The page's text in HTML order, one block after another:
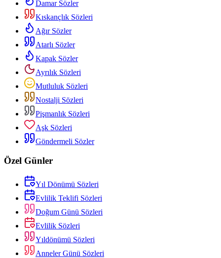
Damar Sözler
Kıskançlık Sözleri
Ağır Sözler
Atarlı Sözler
Kapak Sözler
Ayrılık Sözleri
Mutluluk Sözleri
Nostalji Sözleri
Pişmanlık Sözleri
Aşk Sözleri
Göndermeli Sözler
Özel Günler
Yıl Dönümü Sözleri
Evlilik Teklifi Sözleri
Doğum Günü Sözleri
Evlilik Sözleri
Yıldönümü Sözleri
Anneler Günü Sözleri